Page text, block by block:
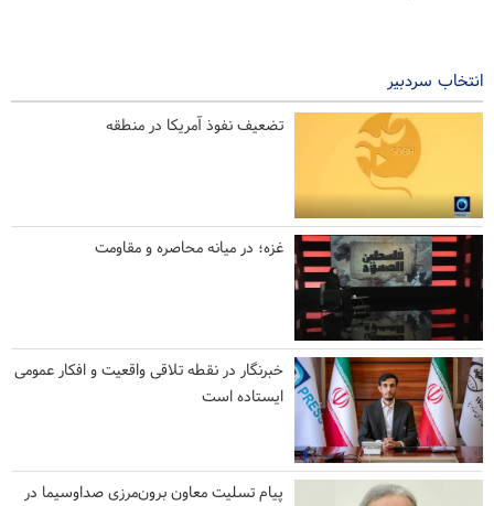
انتخاب سردبیر
تضعیف نفوذ آمریکا در منطقه
غزه؛ در میانه محاصره و مقاومت
خبرنگار در نقطه تلاقی واقعیت و افکار عمومی
ایستاده است
پیام تسلیت معاون برون‌مرزی صداوسیما در